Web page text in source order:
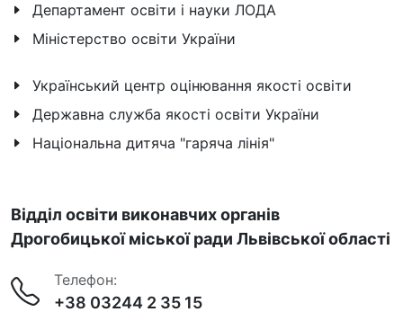
Департамент освіти і науки ЛОДА
Міністерство освіти України
Український центр оцінювання якості освіти
Державна служба якості освіти України
Національна дитяча "гаряча лінія"
Відділ освіти виконавчих органів
Дрогобицької міської ради Львівської області
Телефон:
+38 03244 2 35 15